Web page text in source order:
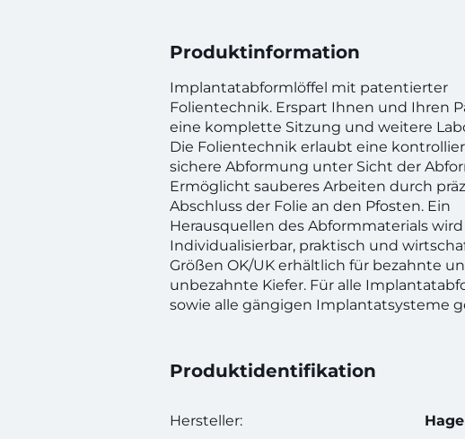
Produktinformation
Implantatabformlöffel mit patentierter
Folientechnik. Erspart Ihnen und Ihren
eine komplette Sitzung und weitere
Die Folientechnik erlaubt eine
sichere Abformung unter Sicht der
Ermöglicht sauberes Arbeiten durch
Abschluss der Folie an den Pfosten. Ein
Herausquellen des Abformmaterials
Individualisierbar, praktisch und
Größen OK/UK erhältlich für bezahnte
unbezahnte Kiefer. Für alle
sowie alle gängigen Implantatsysteme
Produktidentifikation
Hersteller: